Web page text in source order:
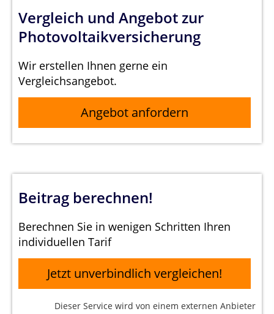
Vergleich und Angebot zur
Photovoltaikversicherung
Wir erstellen Ihnen gerne ein
Vergleichsangebot.
Angebot anfordern
Beitrag berechnen!
Berechnen Sie in wenigen Schritten Ihren
individuellen Tarif
Jetzt unverbindlich vergleichen!
Dieser Service wird von einem externen Anbieter